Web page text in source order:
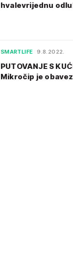
hvalevrijednu
SMARTLIFE 9.8.2022.
PUTOVANJE S
Mikročip je